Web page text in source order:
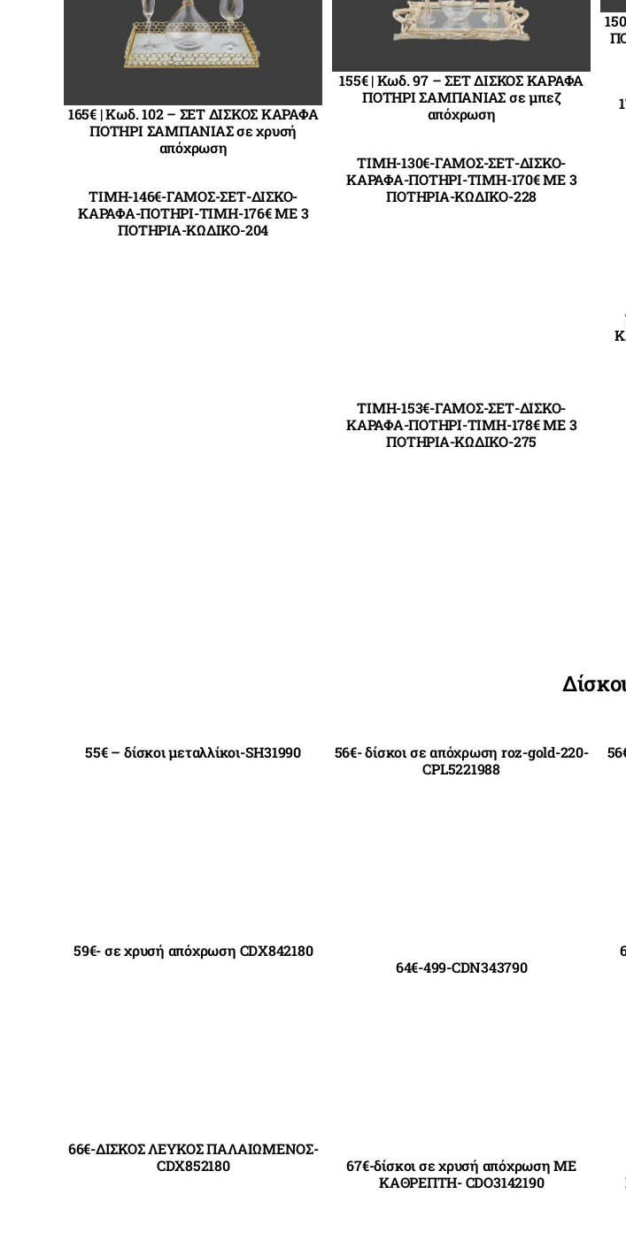
155€ | Κωδ. 97 – ΣΕΤ ΔΙΣΚΟΣ ΚΑΡΑΦΑ
ΠΟΤΗΡΙ ΣΑΜΠΑΝΙΑΣ σε μπεζ
απόχρωση
165€ | Κωδ. 102 – ΣΕΤ ΔΙΣΚΟΣ ΚΑΡΑΦΑ
ΠΟΤΗΡΙ ΣΑΜΠΑΝΙΑΣ σε χρυσή
απόχρωση
ΤΙΜΗ-130€-ΓΑΜΟΣ-ΣΕΤ-ΔΙΣΚΟ-
ΚΑΡΑΦΑ-ΠΟΤΗΡΙ-ΤΙΜΗ-170€ ΜΕ 3
ΠΟΤΗΡΙΑ-ΚΩΔΙΚΟ-228
ΤΙΜΗ-146€-ΓΑΜΟΣ-ΣΕΤ-ΔΙΣΚΟ-
ΚΑΡΑΦΑ-ΠΟΤΗΡΙ-ΤΙΜΗ-176€ ΜΕ 3
ΠΟΤΗΡΙΑ-ΚΩΔΙΚΟ-204
ΤΙΜΗ-153€-ΓΑΜΟΣ-ΣΕΤ-ΔΙΣΚΟ-
ΚΑΡΑΦΑ-ΠΟΤΗΡΙ-ΤΙΜΗ-178€ ΜΕ 3
ΠΟΤΗΡΙΑ-ΚΩΔΙΚΟ-275
55€ – δίσκοι μεταλλίκοι-SH31990
56€- δίσκοι σε απόχρωση roz-gold-220-
CPL5221988
59€- σε χρυσή απόχρωση CDX842180
64€-499-CDN343790
66€-ΔΙΣΚΟΣ ΛΕΥΚΟΣ ΠΑΛΑΙΩΜΕΝΟΣ-
CDX852180
67€-δίσκοι σε χρυσή απόχρωση ΜΕ
ΚΑΘΡΕΠΤΗ- CDO3142190